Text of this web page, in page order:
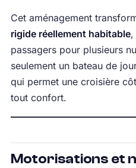
Cet aménagement
rigide réellement habitable,
passagers pour plusieurs
seulement un bateau de
qui permet une croisière
tout confort.
Motorisations et